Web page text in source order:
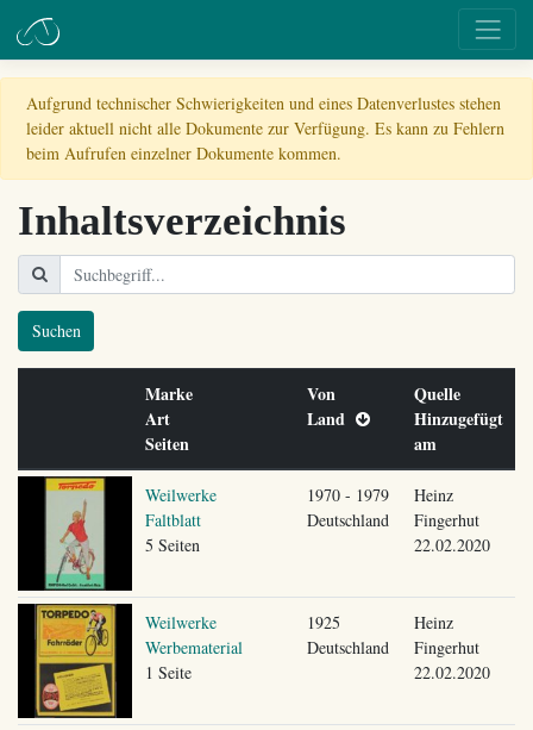
Aufgrund technischer Schwierigkeiten und eines Datenverlustes stehen
leider aktuell nicht alle Dokumente zur Verfügung. Es kann zu Fehlern
beim Aufrufen einzelner Dokumente kommen.
Inhaltsverzeichnis
Suchen
Marke
Art
Seiten
Von
Land
Quelle
Hinzugefügt
am
Weilwerke
Faltblatt
5 Seiten
1970 - 1979
Deutschland
Heinz
Fingerhut
22.02.2020
Weilwerke
Werbematerial
1 Seite
1925
Deutschland
Heinz
Fingerhut
22.02.2020